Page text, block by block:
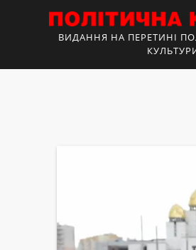
ВИДАННЯ НА ПЕРЕТИНІ